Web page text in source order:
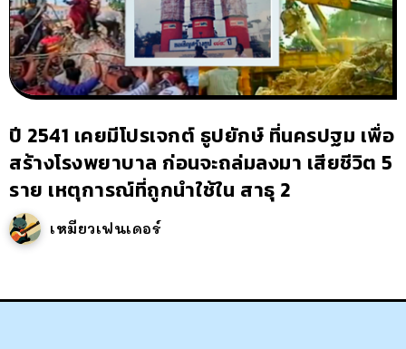
ปี 2541 เคยมีโปรเจกต์ ธูปยักษ์ ที่นครปฐม เพื่อ
สร้างโรงพยาบาล ก่อนจะถล่มลงมา เสียชีวิต 5
ราย เหตุการณ์ที่ถูกนำใช้ใน สาธุ 2
เหมียวเฟนเดอร์